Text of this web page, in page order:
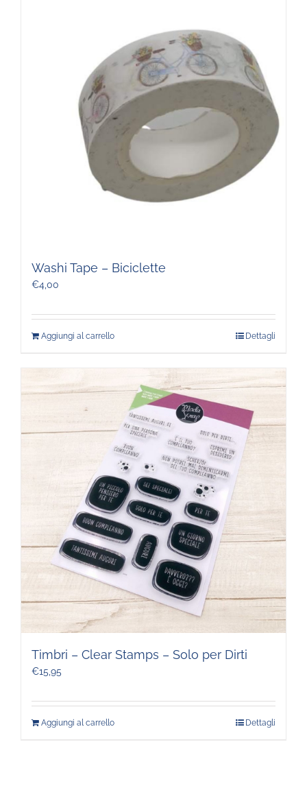
Washi Tape – Biciclette
€4,00
Aggiungi al carrello Dettagli
Timbri – Clear Stamps – Solo per Dirti
€15,95
Aggiungi al carrello Dettagli